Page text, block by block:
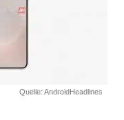
Quelle: AndroidHeadlines